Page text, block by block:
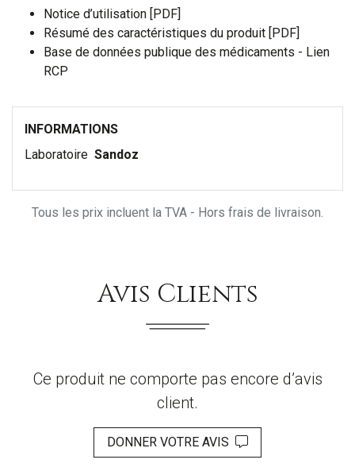
Notice d’utilisation [PDF]
Résumé des caractéristiques du produit [PDF]
Base de données publique des médicaments - Lien
RCP
INFORMATIONS
Laboratoire Sandoz
Tous les prix incluent la TVA - Hors frais de livraison.
Avis Clients
Ce produit ne comporte pas encore d’avis
client.
DONNER VOTRE AVIS